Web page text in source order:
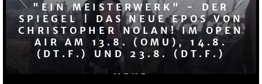
"EIN MEISTERWERK" - DER
SPIEGEL | DAS NEUE EPOS VON
CHRISTOPHER NOLAN! IM OPEN
AIR AM 13.8. (OMU), 14.8.
(DT.F.) UND 23.8. (DT.F.)
MEHR